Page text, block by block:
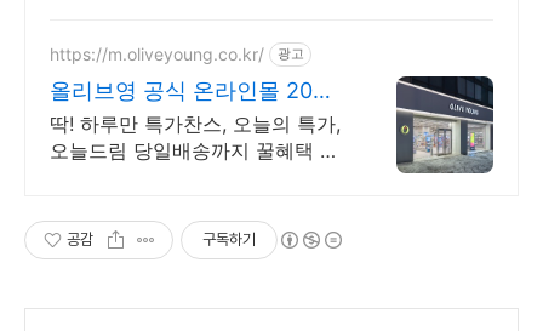
https://m.oliveyoung.co.kr/ 광고
올리브영 공식 온라인몰 20시
이전 주문은 오늘드림
딱! 하루만 특가찬스, 오늘의 특가,
오늘드림 당일배송까지 꿀혜택 놓
공감 구독하기